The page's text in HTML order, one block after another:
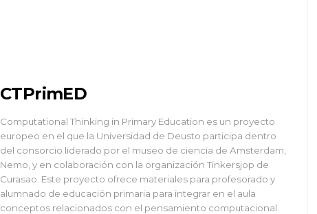
CTPrimED
Computational Thinking in Primary Education es un proyecto
europeo en el que la Universidad de Deusto participa dentro
del consorcio liderado por el museo de ciencia de Amsterdam,
Nemo, y en colaboración con la organización Tinkersjop de
Curasao. Este proyecto ofrece materiales para profesorado y
alumnado de educación primaria para integrar en el aula
conceptos relacionados con el pensamiento computacional.